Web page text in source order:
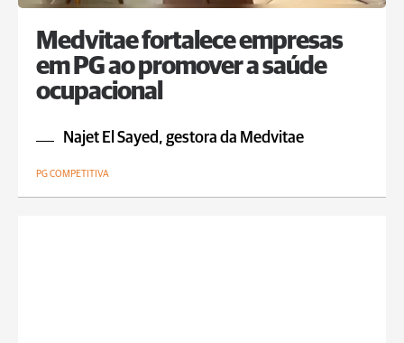
Medvitae fortalece empresas
em PG ao promover a saúde
ocupacional
Najet El Sayed, gestora da Medvitae
PG COMPETITIVA